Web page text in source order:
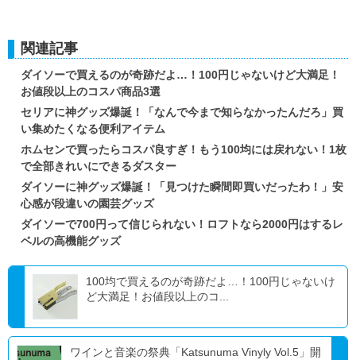
関連記事
ダイソーで買えるのが奇跡だよ…！100円じゃないけど大満足！
お値段以上のコスパ商品3選
セリアに神グッズ爆誕！「なんで今まで知らなかったんだろ」買
い集めたくなる便利アイテム
ホムセンで買ったらコスパ良すぎ！もう100均には戻れない！1枚
で全部きれいにできるダスター
ダイソーに神グッズ爆誕！「見つけた瞬間即買いだったわ！」安
心感が段違いの園芸グッズ
ダイソーで700円って信じられない！ロフトなら2000円はするレ
ベルの高機能グッズ
100均で買えるのが奇跡だよ…！100円じゃないけ
ど大満足！お値段以上のコ...
ワインと音楽の祭典「Katsunuma Vinyly Vol.5」開